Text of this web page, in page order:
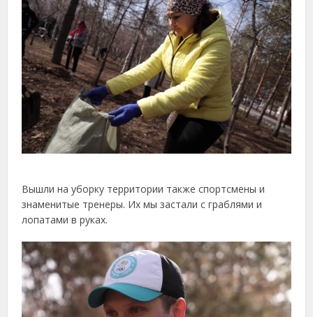
Вышли на уборку территории также спортсмены и
знаменитые тренеры. Их мы застали с граблями и
лопатами в руках.